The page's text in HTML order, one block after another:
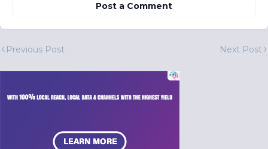
Post a Comment
Previous Post Next Post